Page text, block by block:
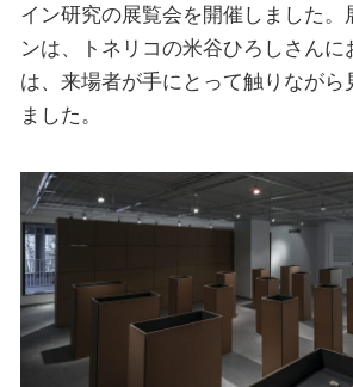
イン研究の展覧会を開催しました。
ンは、トネリコの米谷ひろしさんに
は、来場者が手にとって触りながら
ました。